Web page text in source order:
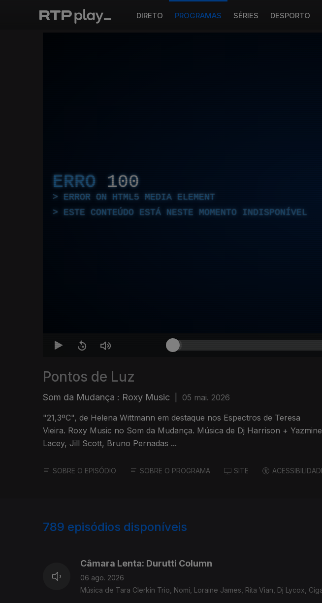
DIRETO PROGRAMAS SÉRIES DESPORTO
ERRO 100
ERROR ON HTML5 MEDIA ELEMENT
ESTE CONTEÚDO ESTÁ NESTE MOMENTO INDISPONÍVEL
Pontos de Luz
Som da Mudança : Roxy Music 05 mai. 2026
"21,3ºC", de Helena Wittmann em destaque nos Espectros de Teresa
Vieira. Roxy Music no Som da Mudança. Música de Dj Harrison + Yazmine
Lacey, Jill Scott, Bruno Pernadas ...
SOBRE O EPISÓDIO SOBRE O PROGRAMA SITE
789 episódios disponíveis
Câmara Lenta: Durutti Column
06 ago. 2026
Música de Tara Clerkin Trio, Nomi, Loraine James, Rita Vian, Dj Lycox,